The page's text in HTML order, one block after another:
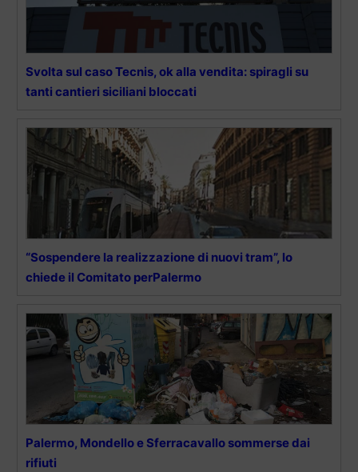
Svolta sul caso Tecnis, ok alla vendita: spiragli su
tanti cantieri siciliani bloccati
“Sospendere la realizzazione di nuovi tram”, lo
chiede il Comitato perPalermo
Palermo, Mondello e Sferracavallo sommerse dai
rifiuti